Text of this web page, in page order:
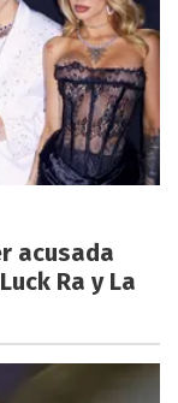
acusada
Ra y La